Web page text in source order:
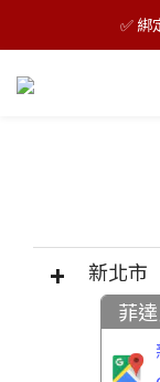
✅ 綁
新北市
菲